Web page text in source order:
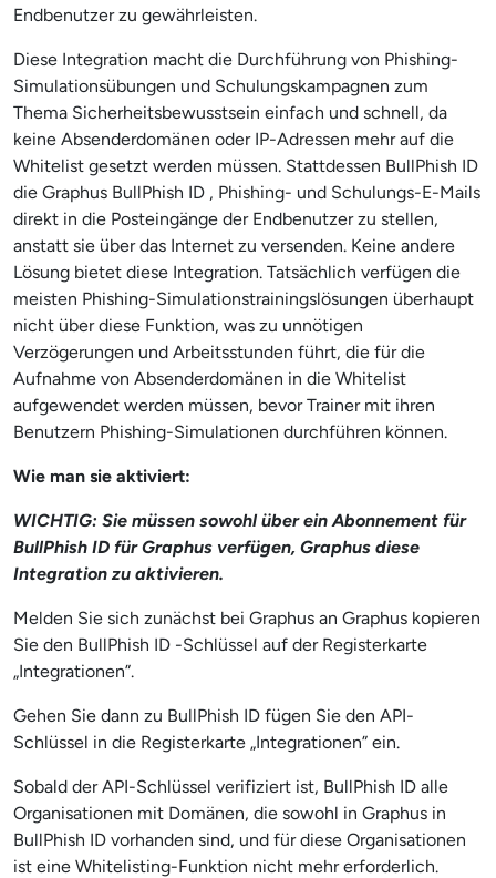
Endbenutzer zu gewährleisten.
Diese Integration macht die Durchführung von Phishing-
Simulationsübungen und Schulungskampagnen zum
Thema Sicherheitsbewusstsein einfach und schnell, da
keine Absenderdomänen oder IP-Adressen mehr auf die
Whitelist gesetzt werden müssen. Stattdessen BullPhish ID
die Graphus BullPhish ID , Phishing- und Schulungs-E-Mails
direkt in die Posteingänge der Endbenutzer zu stellen,
anstatt sie über das Internet zu versenden. Keine andere
Lösung bietet diese Integration. Tatsächlich verfügen die
meisten Phishing-Simulationstrainingslösungen überhaupt
nicht über diese Funktion, was zu unnötigen
Verzögerungen und Arbeitsstunden führt, die für die
Aufnahme von Absenderdomänen in die Whitelist
aufgewendet werden müssen, bevor Trainer mit ihren
Benutzern Phishing-Simulationen durchführen können.
Wie man sie aktiviert:
WICHTIG: Sie müssen sowohl über ein Abonnement für
BullPhish ID für Graphus verfügen, Graphus diese
Integration zu aktivieren.
Melden Sie sich zunächst bei Graphus an Graphus kopieren
Sie den BullPhish ID -Schlüssel auf der Registerkarte
„Integrationen”.
Gehen Sie dann zu BullPhish ID fügen Sie den API-
Schlüssel in die Registerkarte „Integrationen” ein.
Sobald der API-Schlüssel verifiziert ist, BullPhish ID alle
Organisationen mit Domänen, die sowohl in Graphus in
BullPhish ID vorhanden sind, und für diese Organisationen
ist eine Whitelisting-Funktion nicht mehr erforderlich.